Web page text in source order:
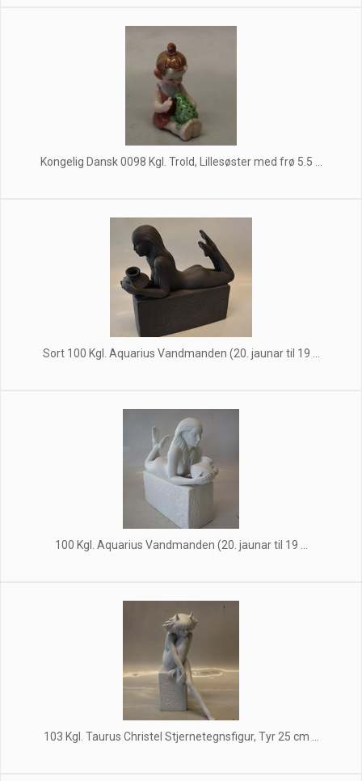
Kongelig Dansk 0098 Kgl. Trold, Lillesøster med frø 5.5 ...
Sort 100 Kgl. Aquarius Vandmanden (20. jaunar til 19 ...
100 Kgl. Aquarius Vandmanden (20. jaunar til 19 ...
103 Kgl. Taurus Christel Stjernetegnsfigur, Tyr 25 cm ...